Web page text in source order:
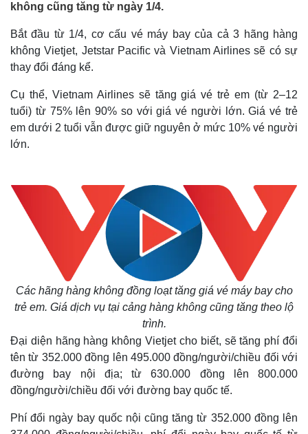
không cũng tăng từ ngày 1/4.
Bắt đầu từ 1/4, cơ cấu vé máy bay của cả 3 hãng hàng
không Vietjet, Jetstar Pacific và Vietnam Airlines sẽ có sự
thay đổi đáng kể.
Cụ thể, Vietnam Airlines sẽ tăng giá vé trẻ em (từ 2–12
tuổi) từ 75% lên 90% so với giá vé người lớn. Giá vé trẻ
em dưới 2 tuổi vẫn được giữ nguyên ở mức 10% vé người
lớn.
Các hãng hàng không đồng loạt tăng giá vé máy bay cho
trẻ em. Giá dịch vụ tại cảng hàng không cũng tăng theo lộ
trình.
Đại diện hãng hàng không Vietjet cho biết, sẽ tăng phí đổi
tên từ 352.000 đồng lên 495.000 đồng/người/chiều đối với
đường bay nội địa; từ 630.000 đồng lên 800.000
đồng/người/chiều đối với đường bay quốc tế.
Phí đổi ngày bay quốc nội cũng tăng từ 352.000 đồng lên